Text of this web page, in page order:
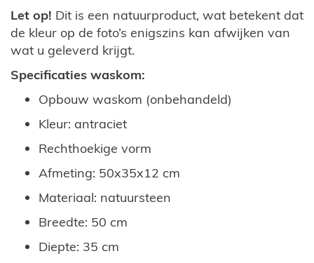
Let op! Dit is een natuurproduct, wat betekent dat
de kleur op de foto’s enigszins kan afwijken van
wat u geleverd krijgt.
Specificaties waskom:
Opbouw waskom (onbehandeld)
Kleur: antraciet
Rechthoekige vorm
Afmeting: 50x35x12 cm
Materiaal: natuursteen
Breedte: 50 cm
Diepte: 35 cm